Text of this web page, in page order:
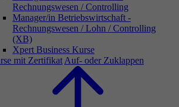
Rechnungswesen / Controlling
Manager/in Betriebswirtschaft -
Rechnungswesen / Lohn / Controlling
(XB)
Xpert Business Kurse
mit Zertifikat Auf- oder Zuklappen